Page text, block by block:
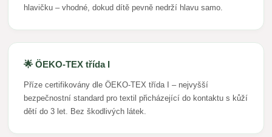
hlavičku – vhodné, dokud dítě pevně nedrží hlavu samo.
🌟 ÖEKO-TEX třída I
Příze certifikovány dle ÖEKO-TEX třída I – nejvyšší
bezpečnostní standard pro textil přicházející do kontaktu s kůží
dětí do 3 let. Bez škodlivých látek.